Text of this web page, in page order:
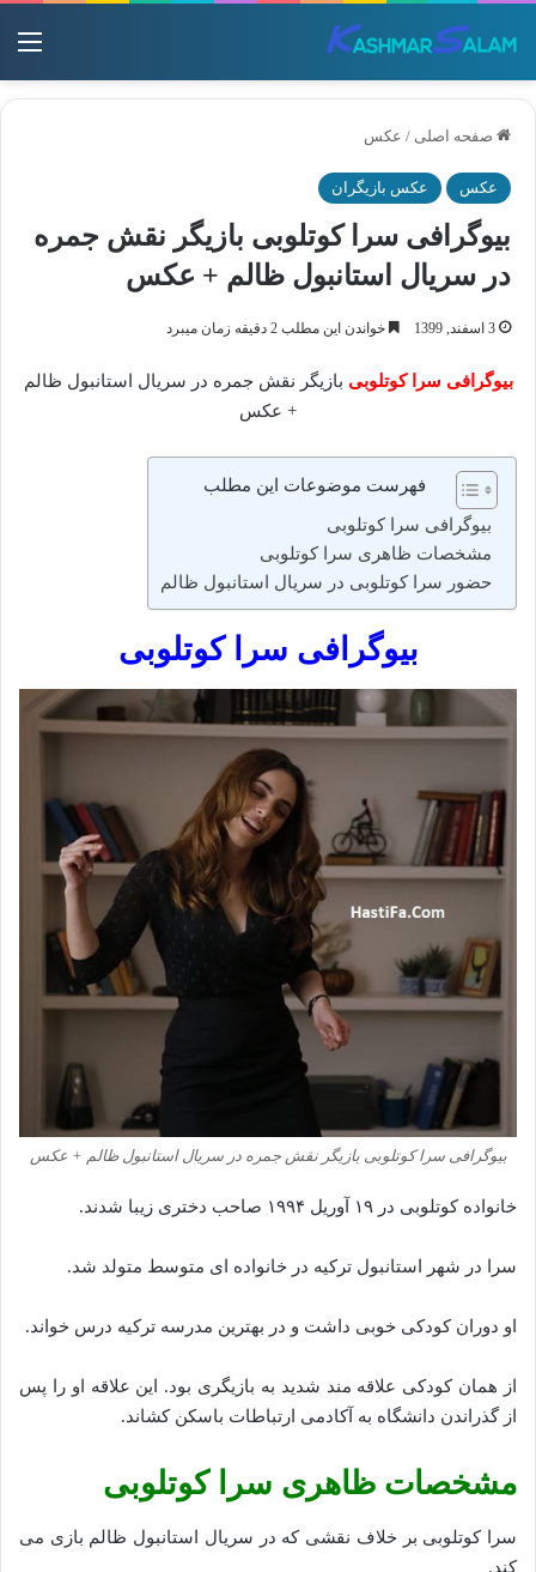
صفحه اصلی / عکس
عکس عکس بازیگران
بیوگرافی سرا کوتلوبی بازیگر نقش جمره
در سریال استانبول ظالم + عکس
3 اسفند, 1399 خواندن این مطلب 2 دقیقه زمان میبرد
بیوگرافی سرا کوتلوبی بازیگر نقش جمره در سریال استانبول ظالم
+ عکس
فهرست موضوعات این مطلب
بیوگرافی سرا کوتلوبی
مشخصات ظاهری سرا کوتلوبی
حضور سرا کوتلوبی در سریال استانبول ظالم
بیوگرافی سرا کوتلوبی
بیوگرافی سرا کوتلوبی بازیگر نقش جمره در سریال استانبول ظالم + عکس
خانواده کوتلوبی در ۱۹ آوریل ۱۹۹۴ صاحب دختری زیبا شدند.
سرا در شهر استانبول ترکیه در خانواده ای متوسط متولد شد.
او دوران کودکی خوبی داشت و در بهترین مدرسه ترکیه درس خواند.
از همان کودکی علاقه مند شدید به بازیگری بود. این علاقه او را پس
از گذراندن دانشگاه به آکادمی ارتباطات باسکن کشاند.
مشخصات ظاهری سرا کوتلوبی
سرا کوتلوبی بر خلاف نقشی که در سریال استانبول ظالم بازی می
کند.